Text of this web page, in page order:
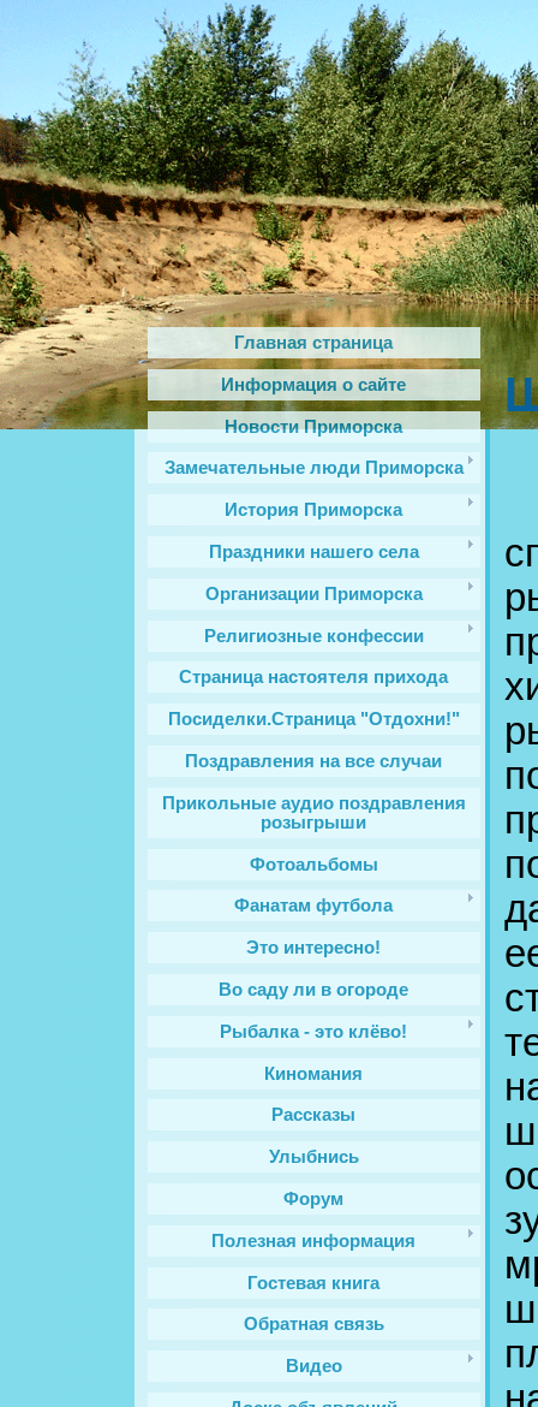
Главная страница
Информация о сайте
Новости Приморска
Замечательные люди Приморска
История Приморска
Праздники нашего села
Организации Приморска
Религиозные конфессии
Cтраница настоятеля прихода
Посиделки.Страница "Отдохни!"
Поздравления на все случаи
Прикольные аудио поздравления
розыгрыши
Фотоальбомы
Фанатам футбола
Это интересно!
Во саду ли в огороде
Рыбалка - это клёво!
Киномания
Рассказы
Улыбнись
Форум
Полезная информация
Гостевая книга
Обратная связь
Видео